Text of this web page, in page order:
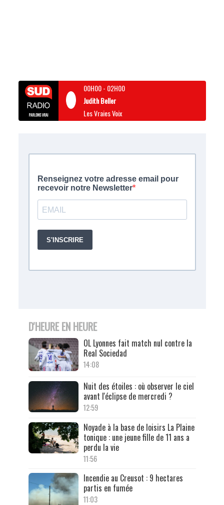
00H00- 02H00
Judith Beller
Les Vraies Voix
D'HEURE EN HEURE
OL Lyonnes fait match nul contre la
Real Sociedad
14:08
Nuit des étoiles : où observer le ciel
avant l'éclipse de mercredi ?
12:59
Noyade à la base de loisirs La Plaine
tonique : une jeune fille de 11 ans a
perdu la vie
11:56
Incendie au Creusot : 9 hectares
partis en fumée
11:03